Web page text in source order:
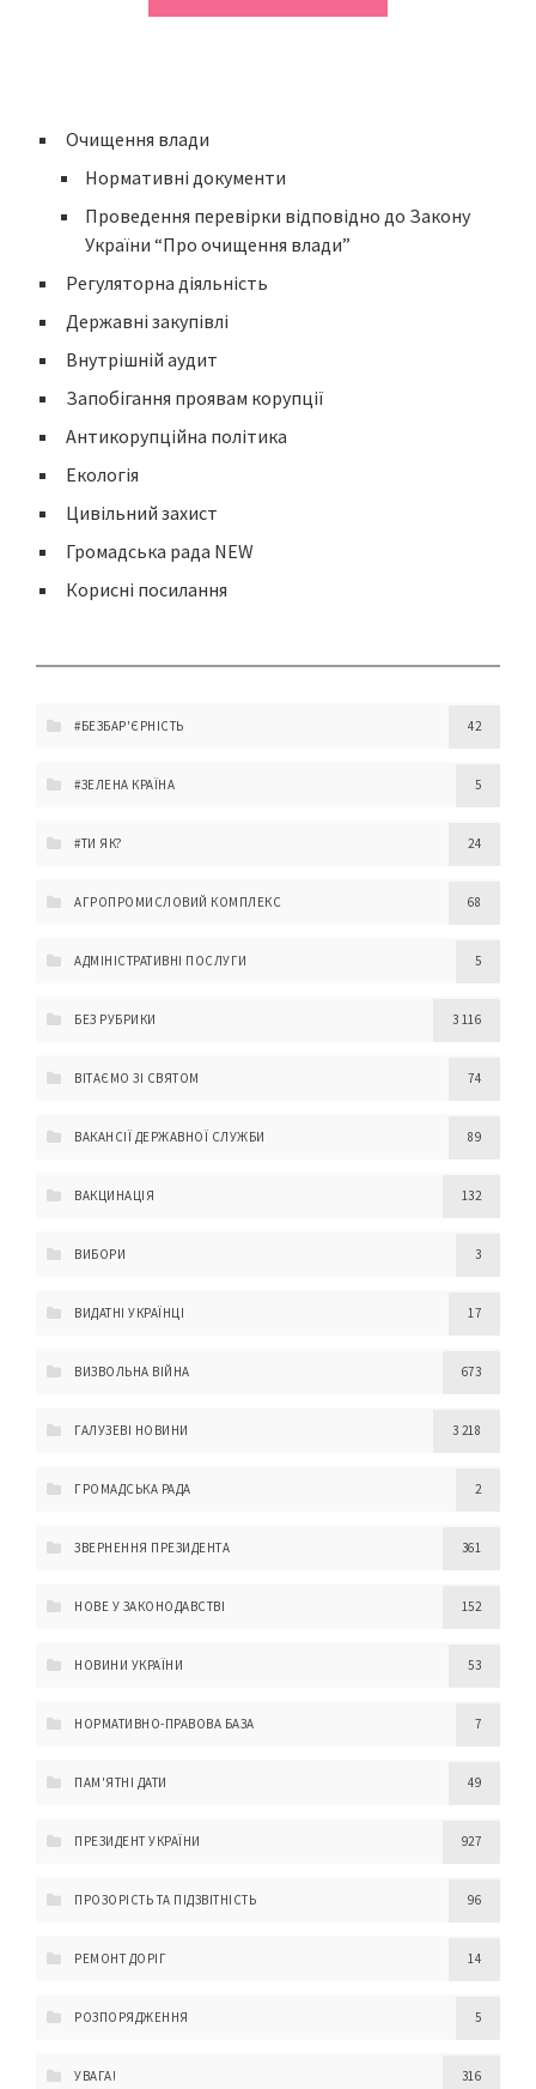
Очищення влади
Нормативні документи
Проведення перевірки відповідно до Закону
України “Про очищення влади”
Регуляторна діяльність
Державні закупівлі
Внутрішній аудит
Запобігання проявам корупції
Антикорупційна політика
Екологія
Цивільний захист
Громадська рада NEW
Корисні посилання
#БЕЗБАР'ЄРНІСТЬ 42
#ЗЕЛЕНА КРАЇНА 5
#ТИ ЯК? 24
АГРОПРОМИСЛОВИЙ КОМПЛЕКС 68
АДМІНІСТРАТИВНІ ПОСЛУГИ 5
БЕЗ РУБРИКИ 3 116
ВІТАЄМО ЗІ СВЯТОМ 74
ВАКАНСІЇ ДЕРЖАВНОЇ СЛУЖБИ 89
ВАКЦИНАЦІЯ 132
ВИБОРИ 3
ВИДАТНІ УКРАЇНЦІ 17
ВИЗВОЛЬНА ВІЙНА 673
ГАЛУЗЕВІ НОВИНИ 3 218
ГРОМАДСЬКА РАДА 2
ЗВЕРНЕННЯ ПРЕЗИДЕНТА 361
НОВЕ У ЗАКОНОДАВСТВІ 152
НОВИНИ УКРАЇНИ 53
НОРМАТИВНО-ПРАВОВА БАЗА 7
ПАМ'ЯТНІ ДАТИ 49
ПРЕЗИДЕНТ УКРАЇНИ 927
ПРОЗОРІСТЬ ТА ПІДЗВІТНІСТЬ 96
РЕМОНТ ДОРІГ 14
РОЗПОРЯДЖЕННЯ 5
УВАГА! 316